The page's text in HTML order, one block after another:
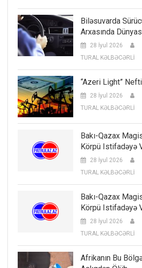
Biləsuvarda
Arxasında
28 İyul 2026
TURAL KƏLBƏCƏRLİ
“Azeri Light”
28 İyul 2026
TURAL KƏLBƏCƏRLİ
Bakı-Qazax
Körpü Istifadəyə
28 İyul 2026
TURAL KƏLBƏCƏRLİ
Bakı-Qazax
Körpü Istifadəyə
28 İyul 2026
TURAL KƏLBƏCƏRLİ
Afrikanın Bu